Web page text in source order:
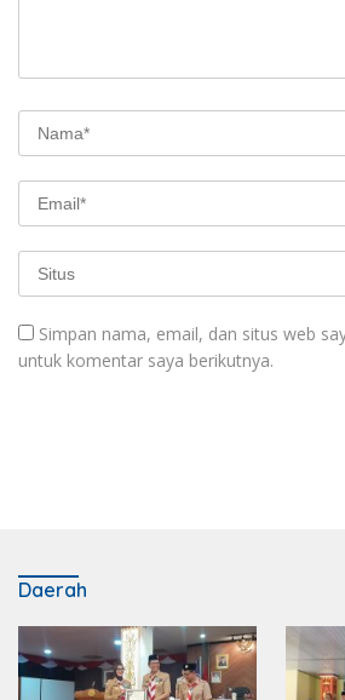
Simpan nama, email, dan situs web
untuk komentar saya berikutnya.
Daerah